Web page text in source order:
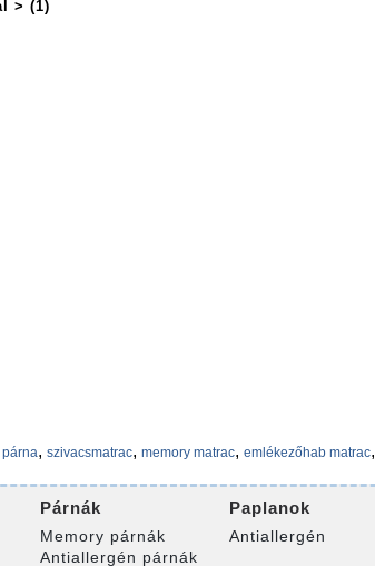
> (1)
, szivacsmatrac, memory matrac, emlékezőhab matrac,
Párnák
Memory párnák
Antiallergén párnák
Paplanok
Antiallergén